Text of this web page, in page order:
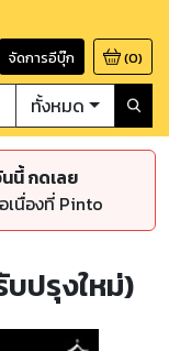
จัดการอีบุ๊ก (0)
ทั้งหมด
นี้ กดเลย
เนื่องที่ Pinto
ปรุงใหม่)